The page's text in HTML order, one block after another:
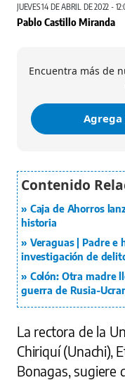
JUEVES 14 DE ABRIL DE 2022 -
Pablo Castillo Miranda
Encuentra más de
Agrega
Caja de Ahorros
historia
Veraguas | Padre e
investigación de
Colón: Otra madre
guerra de Rusia-
La rectora de la
Chiriquí (Unachi),
Bonagas, sugiere